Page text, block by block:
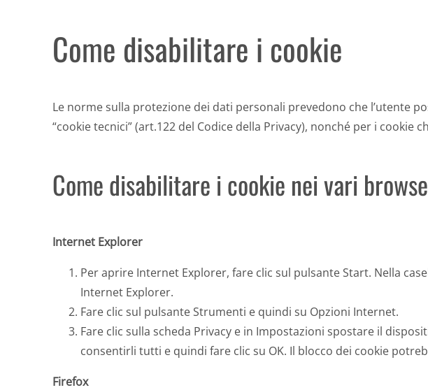
Come disabilitare i cookie
Le norme sulla protezione dei dati personali prevedono che l’utente
“cookie tecnici” (art.122 del Codice della Privacy), nonché per i
Come disabilitare i cookie nei vari
Internet Explorer
Per aprire Internet Explorer, fare clic sul pulsante Start. Nella
Internet Explorer.
Fare clic sul pulsante Strumenti e quindi su Opzioni Internet.
Fare clic sulla scheda Privacy e in Impostazioni spostare il
consentirli tutti e quindi fare clic su OK. Il blocco dei cookie
Firefox